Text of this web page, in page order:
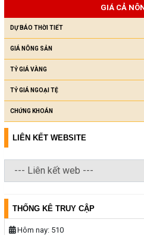
GIÁ CẢ
DỰ BÁO THỜI TIẾT
GIÁ NÔNG SẢN
TỶ GIÁ VÀNG
TỶ GIÁ NGOẠI TỆ
CHỨNG KHOÁN
LIÊN KẾT WEBSITE
THỐNG KÊ TRUY CẬP
Hôm nay: 510